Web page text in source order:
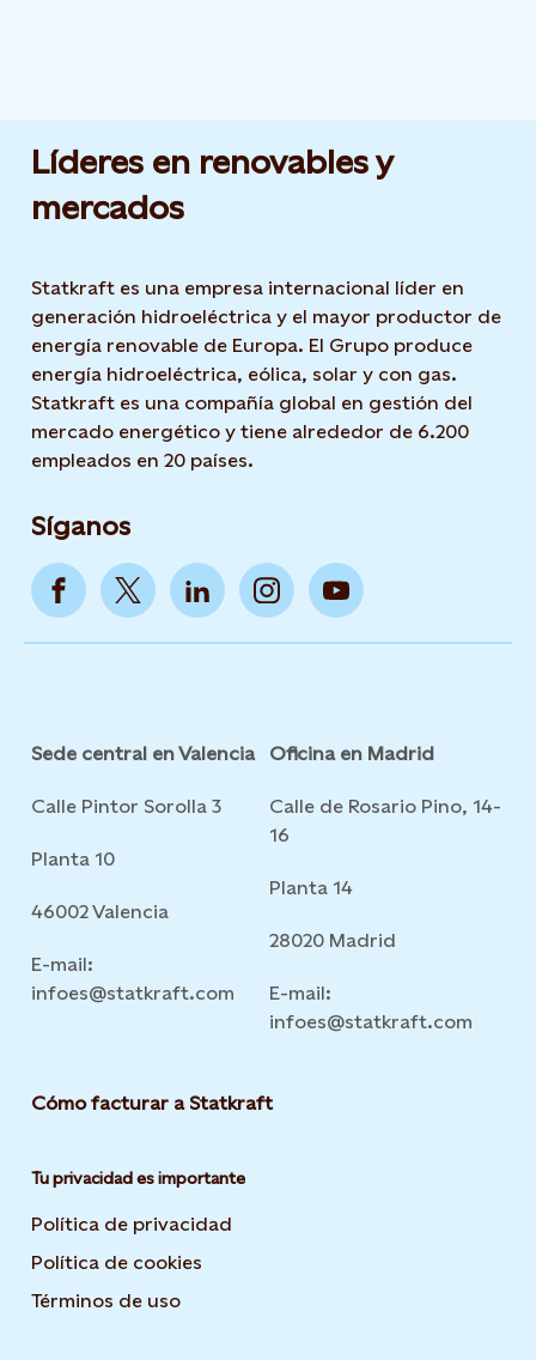
Líderes en renovables y
mercados
Statkraft es una empresa internacional líder en
generación hidroeléctrica y el mayor productor de
energía renovable de Europa. El Grupo produce
energía hidroeléctrica, eólica, solar y con gas.
Statkraft es una compañía global en gestión del
mercado energético y tiene alrededor de 6.200
empleados en 20 países.
Síganos
Sede central en Valencia
Calle Pintor Sorolla 3
Planta 10
46002 Valencia
E-mail:
infoes@statkraft.com
Oficina en Madrid
Calle de Rosario Pino, 14-
16
Planta 14
28020 Madrid
E-mail:
infoes@statkraft.com
Cómo facturar a Statkraft
Tu privacidad es importante
Política de privacidad
Política de cookies
Términos de uso